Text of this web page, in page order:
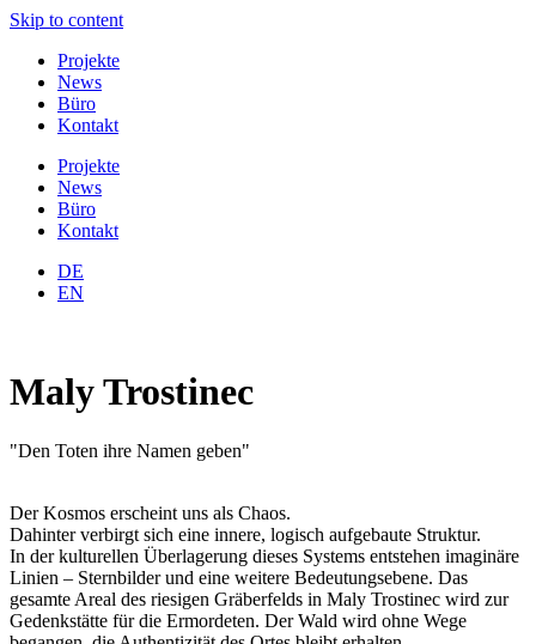
Skip to content
Projekte
News
Büro
Kontakt
Projekte
News
Büro
Kontakt
DE
EN
Maly Trostinec
"Den Toten ihre Namen geben"
Der Kosmos erscheint uns als Chaos.
Dahinter verbirgt sich eine innere, logisch aufgebaute Struktur.
In der kulturellen Überlagerung dieses Systems entstehen imaginäre
Linien – Sternbilder und eine weitere Bedeutungsebene. Das
gesamte Areal des riesigen Gräberfelds in Maly Trostinec wird zur
Gedenkstätte für die Ermordeten. Der Wald wird ohne Wege